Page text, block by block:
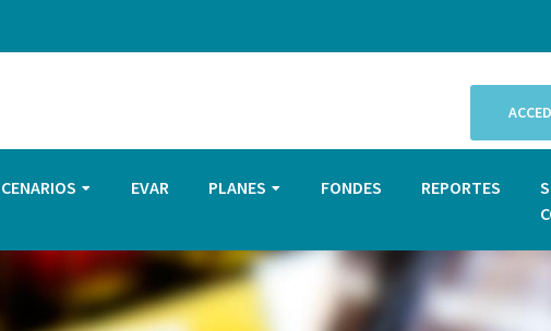
EVAR PLANES FONDES REPORTES